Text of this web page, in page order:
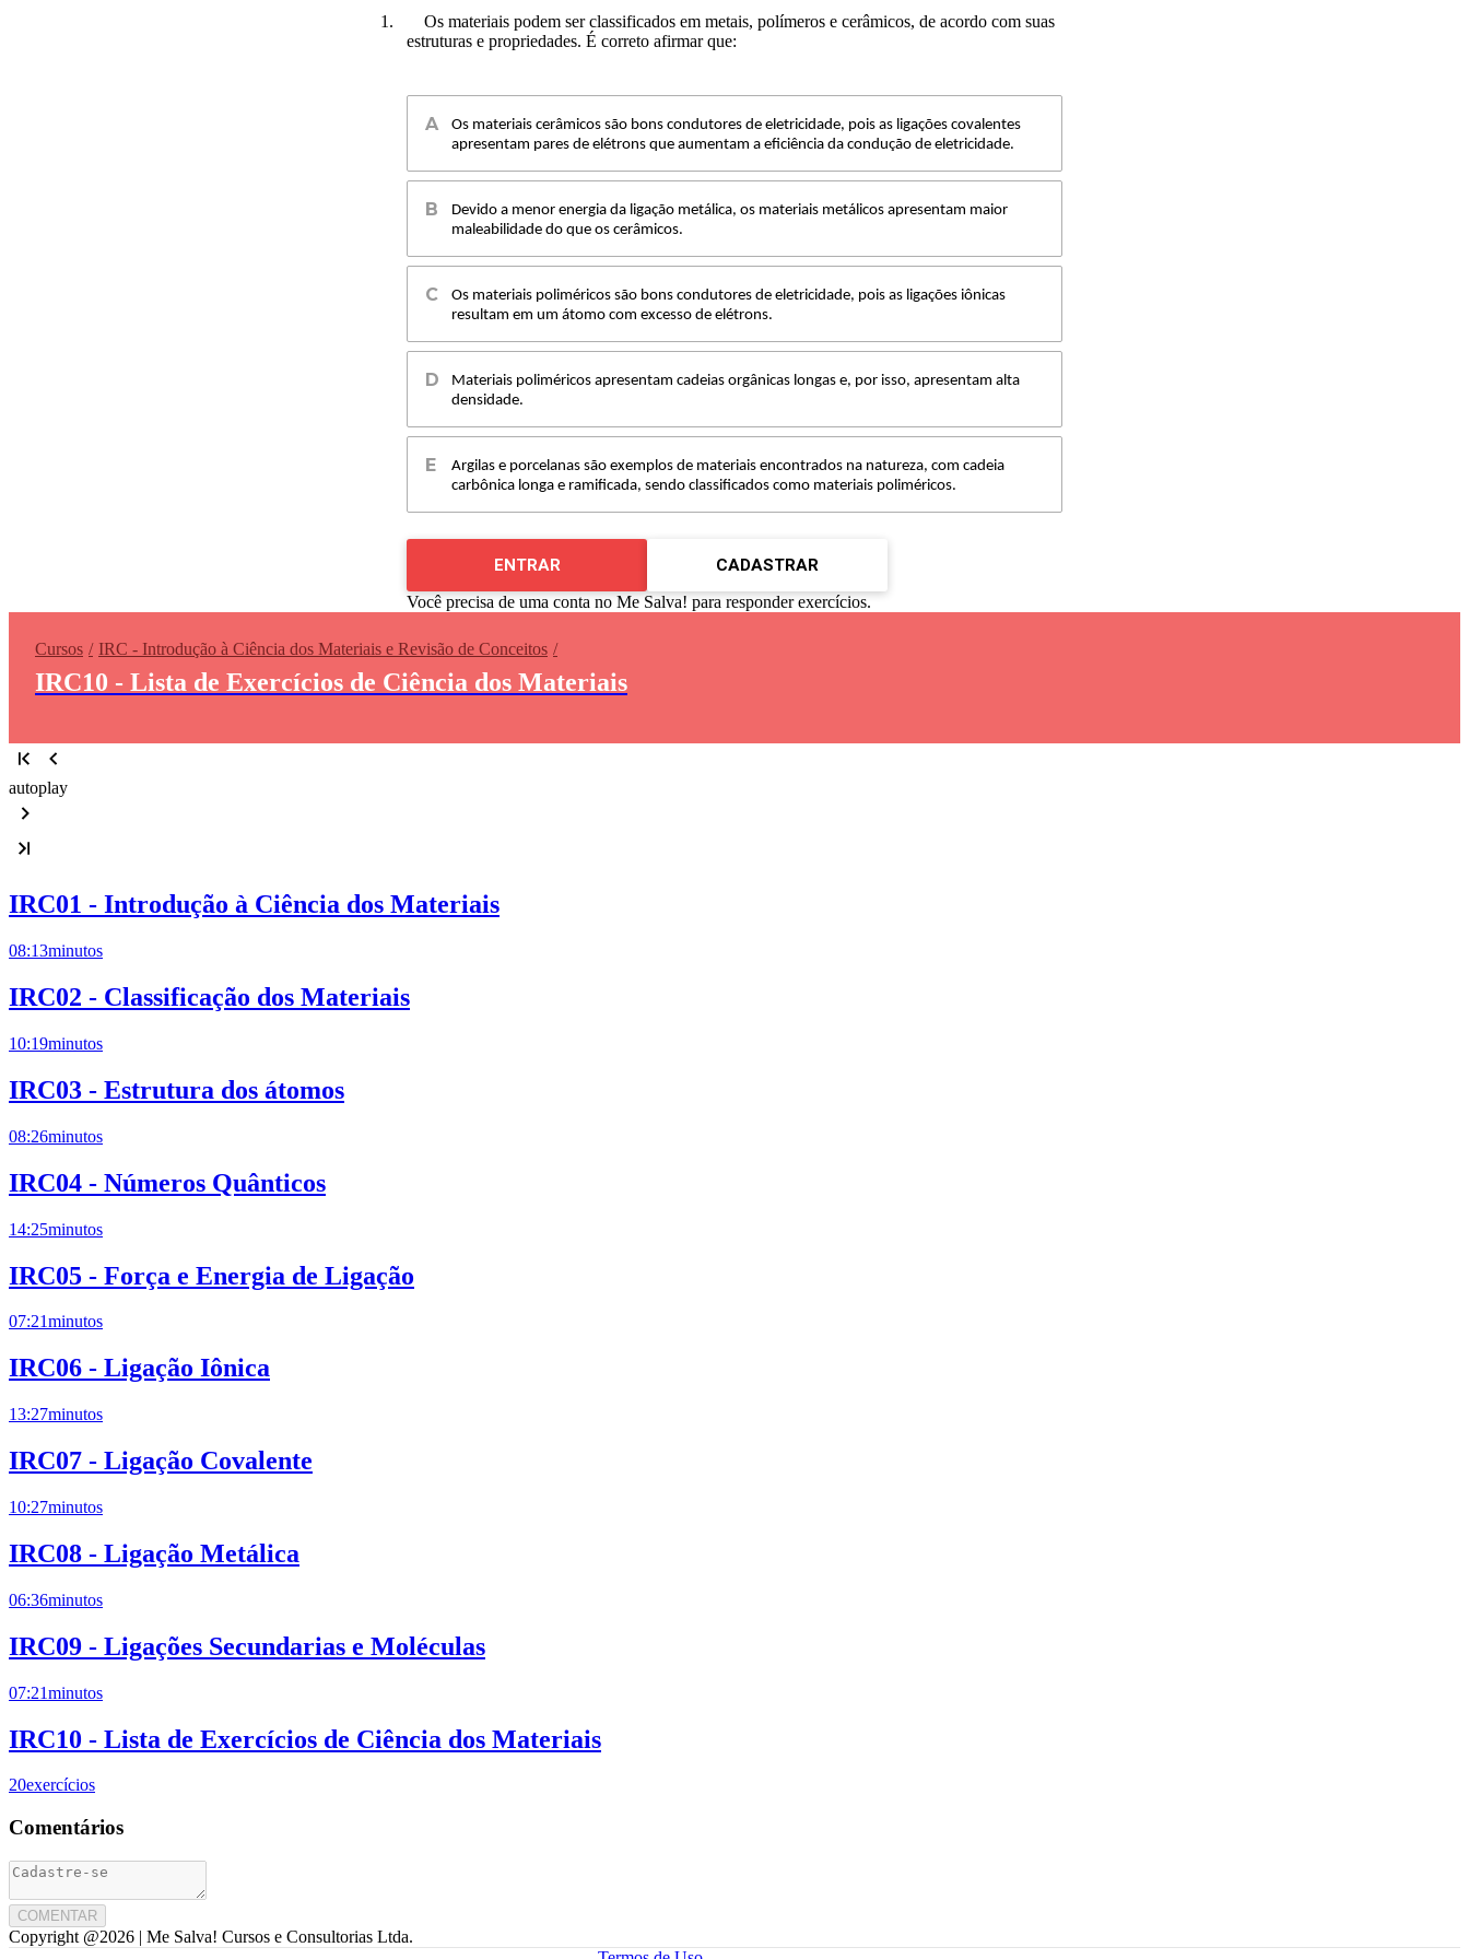
1.
Os materiais podem ser classificados em metais, polímeros e cerâmicos, de acordo com suas
estruturas e propriedades. É correto afirmar que:
Os materiais cerâmicos são bons condutores de eletricidade, pois as ligações covalentes
apresentam pares de elétrons que aumentam a eficiência da condução de eletricidade.
Devido a menor energia da ligação metálica, os materiais metálicos apresentam maior
maleabilidade do que os cerâmicos.
Os materiais poliméricos são bons condutores de eletricidade, pois as ligações iônicas
resultam em um átomo com excesso de elétrons.
Materiais poliméricos apresentam cadeias orgânicas longas e, por isso, apresentam alta
densidade.
Argilas e porcelanas são exemplos de materiais encontrados na natureza, com cadeia
carbônica longa e ramificada, sendo classificados como materiais poliméricos.
ENTRAR CADASTRAR
Você precisa de uma conta no Me Salva! para responder exercícios.
Cursos IRC - Introdução à Ciência dos Materiais e Revisão de Conceitos
IRC10 - Lista de Exercícios de Ciência dos Materiais
autoplay
IRC01 - Introdução à Ciência dos Materiais
08:13minutos
IRC02 - Classificação dos Materiais
10:19minutos
IRC03 - Estrutura dos átomos
08:26minutos
IRC04 - Números Quânticos
14:25minutos
IRC05 - Força e Energia de Ligação
07:21minutos
IRC06 - Ligação Iônica
13:27minutos
IRC07 - Ligação Covalente
10:27minutos
IRC08 - Ligação Metálica
06:36minutos
IRC09 - Ligações Secundarias e Moléculas
07:21minutos
IRC10 - Lista de Exercícios de Ciência dos Materiais
20exercícios
Comentários
COMENTAR
Copyright @2026 | Me Salva! Cursos e Consultorias Ltda.